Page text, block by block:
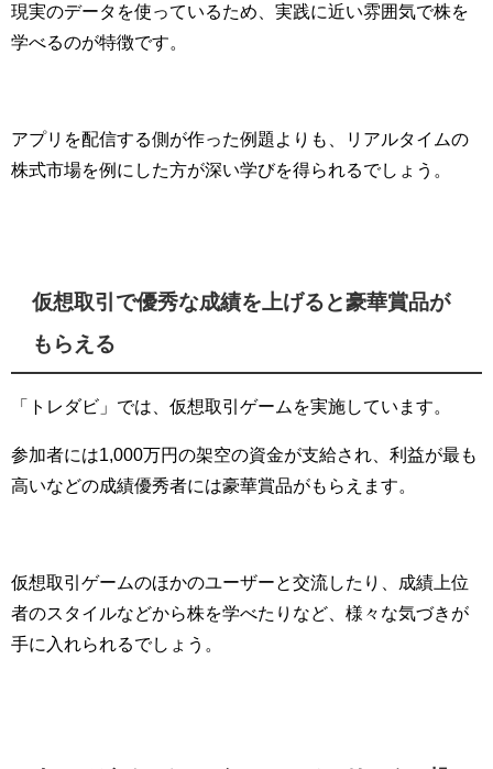
現実のデータを使っているため、実践に近い雰囲気で株を
学べるのが特徴です。
アプリを配信する側が作った例題よりも、リアルタイムの
株式市場を例にした方が深い学びを得られるでしょう。
仮想取引で優秀な成績を上げると豪華賞品が
もらえる
「トレダビ」では、仮想取引ゲームを実施しています。
参加者には1,000万円の架空の資金が支給され、利益が最も
高いなどの成績優秀者には豪華賞品がもらえます。
仮想取引ゲームのほかのユーザーと交流したり、成績上位
者のスタイルなどから株を学べたりなど、様々な気づきが
手に入れられるでしょう。